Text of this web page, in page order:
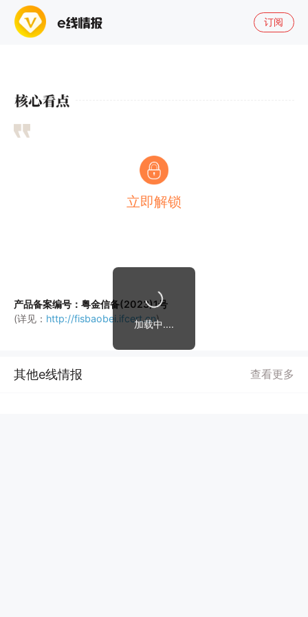
订阅
立即解锁
产品备案编号：粤金信备(2023)1号
(详见： http://fisbaobei.ifcert.cn)
其他e线情报 查看更多
加载中....